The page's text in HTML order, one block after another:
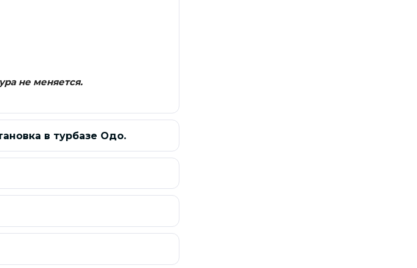
не меняется.
в турбазе Одо.